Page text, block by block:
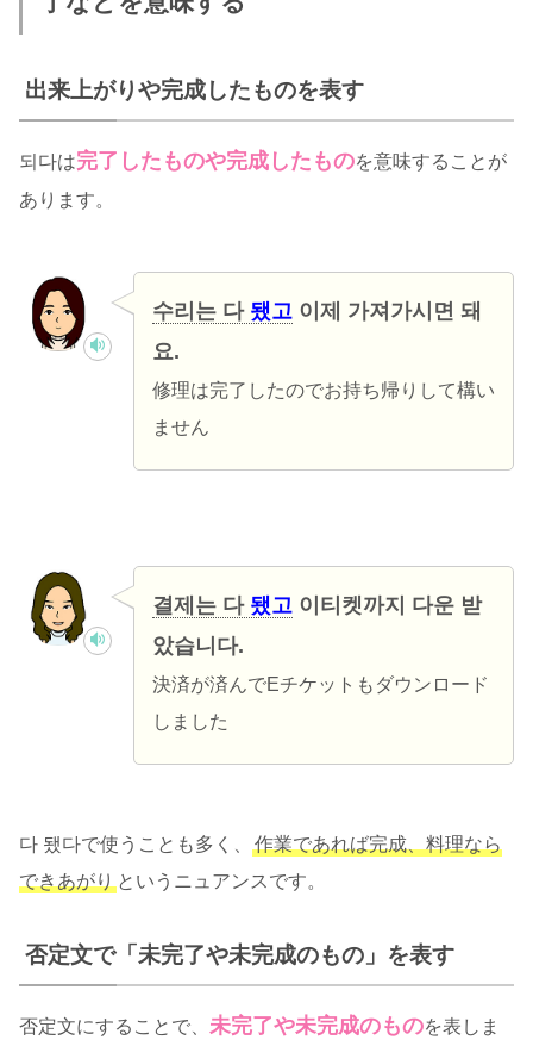
出来上がりや完成したものを表す
되다は完了したものや完成したものを意味することが
あります。
수리는 다 됐고이제 가져가시면 돼
요.
修理は完了したのでお持ち帰りして構い
ません
결제는 다 됐고이티켓까지 다운 받
았습니다.
決済が済んでEチケットもダウンロード
しました
다 됐다で使うことも多く、
作業であれば完成、料理なら
できあがり というニュアンスです。
否定文で「未完了や未完成のもの」を表す
否定文にすることで、 未完了や未完成のものを表しま